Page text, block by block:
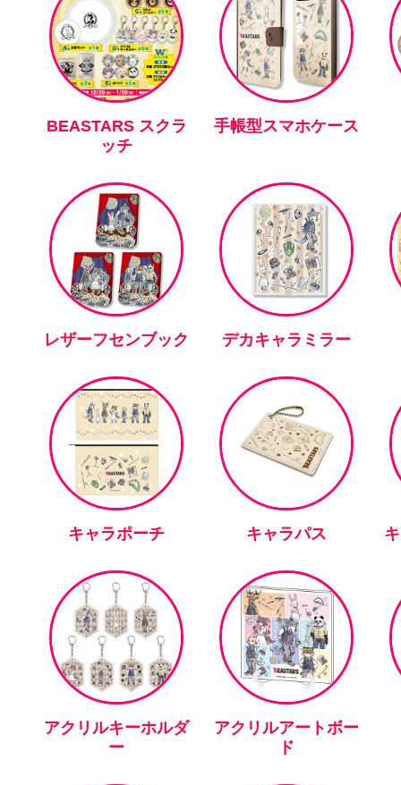
BEASTARS スクラ
ッチ
手帳型スマホケース
レザーフセンブック デカキャラミラー
キャラポーチ キャラパス
アクリルキーホルダ
ー
アクリルアートボー
ド